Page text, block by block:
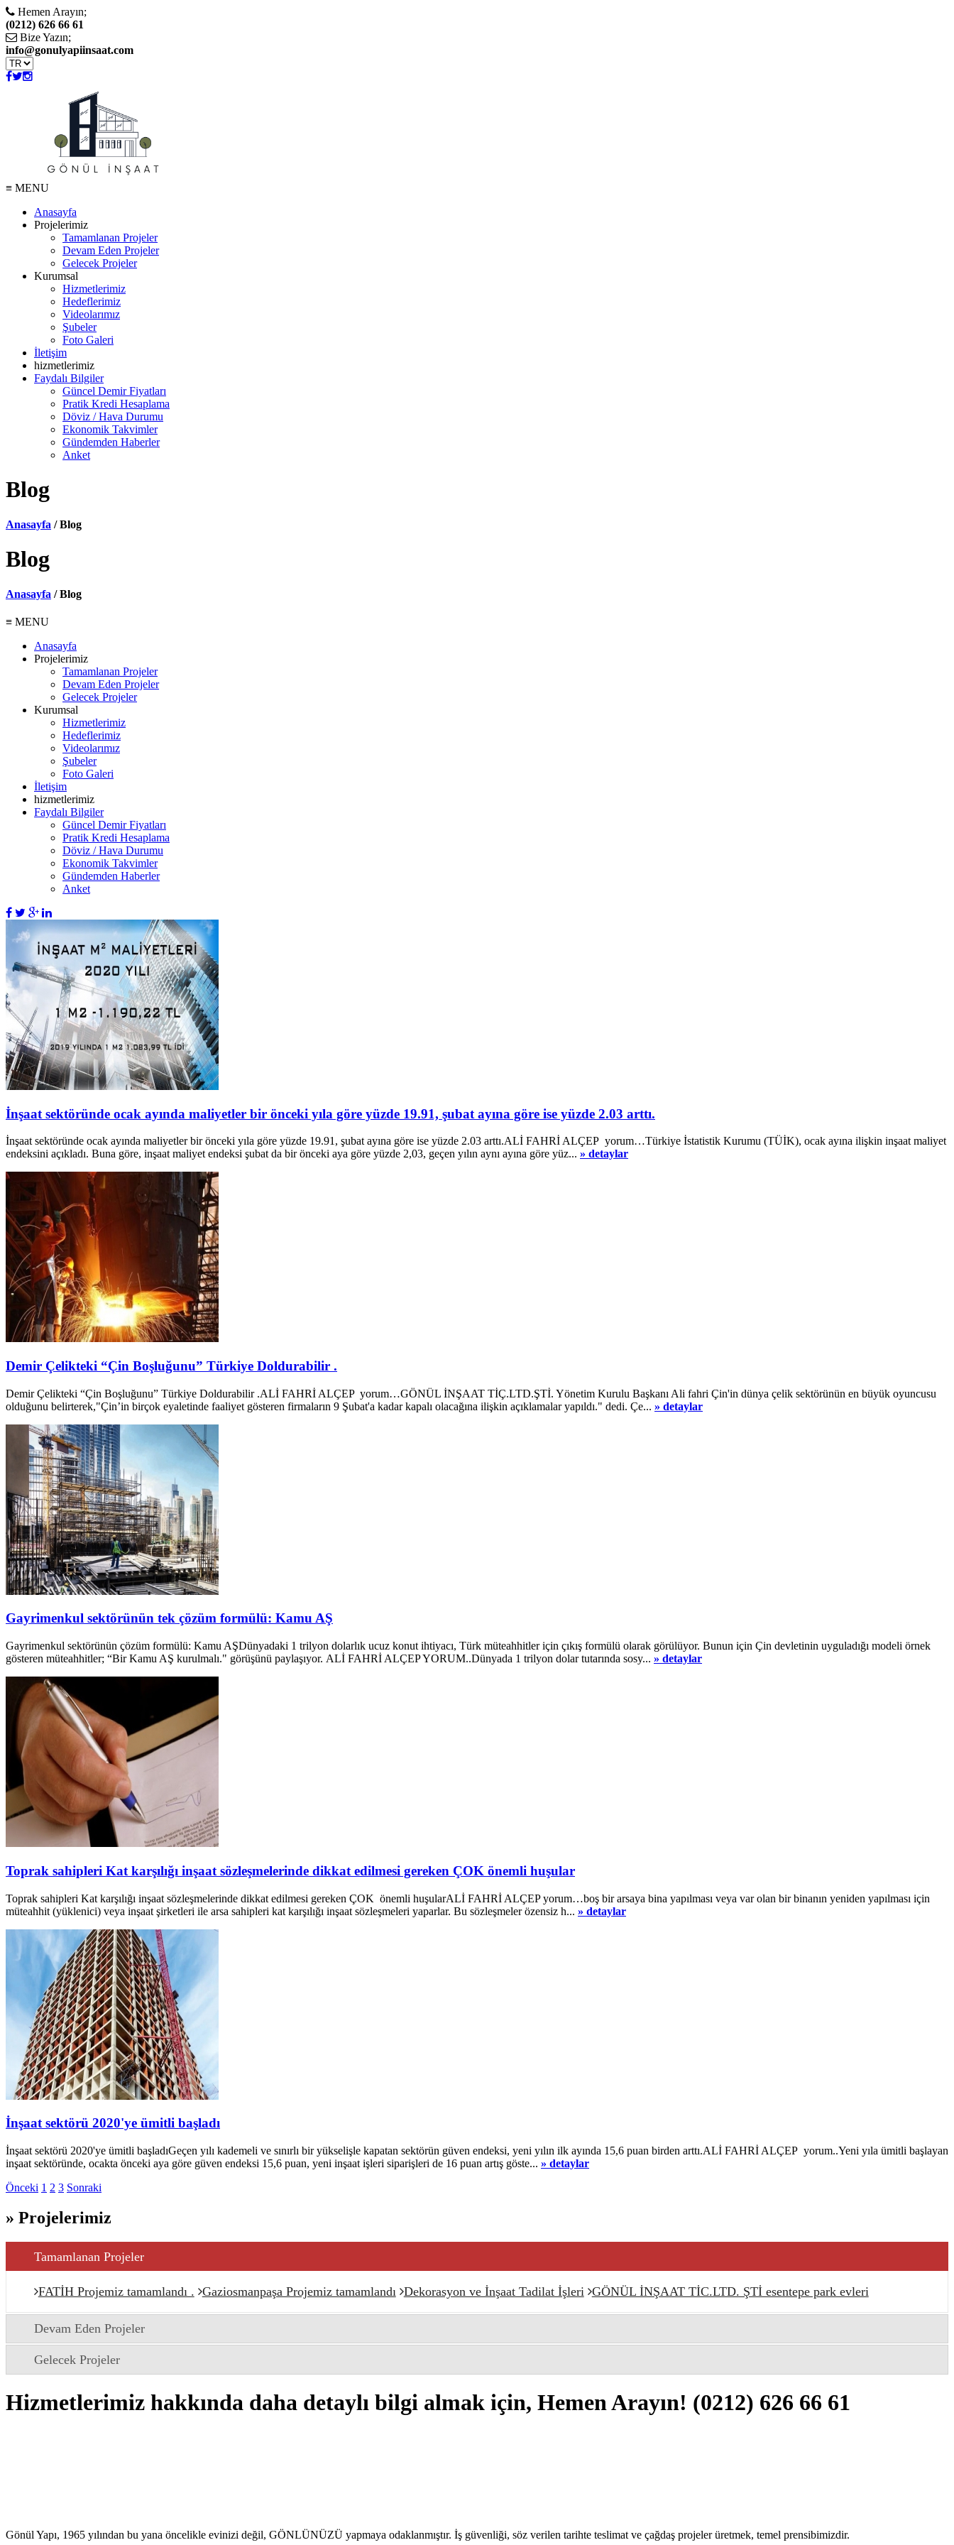
Hemen Arayın;
(0212) 626 66 61
Bize Yazın;
info@gonulyapiinsaat.com
≡ MENU
Anasayfa
Projelerimiz
Tamamlanan Projeler
Devam Eden Projeler
Gelecek Projeler
Kurumsal
Hizmetlerimiz
Hedeflerimiz
Videolarımız
Şubeler
Foto Galeri
İletişim
hizmetlerimiz
Faydalı Bilgiler
Güncel Demir Fiyatları
Pratik Kredi Hesaplama
Döviz / Hava Durumu
Ekonomik Takvimler
Gündemden Haberler
Anket
Blog
Anasayfa / Blog
Blog
Anasayfa / Blog
≡ MENU
Anasayfa
Projelerimiz
Tamamlanan Projeler
Devam Eden Projeler
Gelecek Projeler
Kurumsal
Hizmetlerimiz
Hedeflerimiz
Videolarımız
Şubeler
Foto Galeri
İletişim
hizmetlerimiz
Faydalı Bilgiler
Güncel Demir Fiyatları
Pratik Kredi Hesaplama
Döviz / Hava Durumu
Ekonomik Takvimler
Gündemden Haberler
Anket
İnşaat sektöründe ocak ayında maliyetler bir önceki yıla göre yüzde 19.91, şubat ayına göre ise yüzde 2.03 arttı.
İnşaat sektöründe ocak ayında maliyetler bir önceki yıla göre yüzde 19.91, şubat ayına göre ise yüzde 2.03 arttı.ALİ FAHRİ ALÇEP yorum…Türkiye İstatistik Kurumu (TÜİK), ocak ayına ilişkin inşaat maliyet
endeksini açıkladı. Buna göre, inşaat maliyet endeksi şubat da bir önceki aya göre yüzde 2,03, geçen yılın aynı ayına göre yüz... » detaylar
Demir Çelikteki “Çin Boşluğunu” Türkiye Doldurabilir .
Demir Çelikteki “Çin Boşluğunu” Türkiye Doldurabilir .ALİ FAHRİ ALÇEP yorum…GÖNÜL İNŞAAT TİÇ.LTD.ŞTİ. Yönetim Kurulu Başkanı Ali fahri Çin'in dünya çelik sektörünün en büyük oyuncusu
olduğunu belirterek,"Çin’in birçok eyaletinde faaliyet gösteren firmaların 9 Şubat'a kadar kapalı olacağına ilişkin açıklamalar yapıldı." dedi. Çe... » detaylar
Gayrimenkul sektörünün tek çözüm formülü: Kamu AŞ
Gayrimenkul sektörünün çözüm formülü: Kamu AŞDünyadaki 1 trilyon dolarlık ucuz konut ihtiyacı, Türk müteahhitler için çıkış formülü olarak görülüyor. Bunun için Çin devletinin uyguladığı modeli örnek
gösteren müteahhitler; “Bir Kamu AŞ kurulmalı." görüşünü paylaşıyor. ALİ FAHRİ ALÇEP YORUM..Dünyada 1 trilyon dolar tutarında sosy... » detaylar
Toprak sahipleri Kat karşılığı inşaat sözleşmelerinde dikkat edilmesi gereken ÇOK önemli huşular
Toprak sahipleri Kat karşılığı inşaat sözleşmelerinde dikkat edilmesi gereken ÇOK önemli huşularALİ FAHRİ ALÇEP yorum…boş bir arsaya bina yapılması veya var olan bir binanın yeniden yapılması için
müteahhit (yüklenici) veya inşaat şirketleri ile arsa sahipleri kat karşılığı inşaat sözleşmeleri yaparlar. Bu sözleşmeler özensiz h... » detaylar
İnşaat sektörü 2020'ye ümitli başladı
İnşaat sektörü 2020'ye ümitli başladıGeçen yılı kademeli ve sınırlı bir yükselişle kapatan sektörün güven endeksi, yeni yılın ilk ayında 15,6 puan birden arttı.ALİ FAHRİ ALÇEP yorum..Yeni yıla ümitli başlayan
inşaat sektöründe, ocakta önceki aya göre güven endeksi 15,6 puan, yeni inşaat işleri siparişleri de 16 puan artış göste... » detaylar
Önceki 1 2 3 Sonraki
» Projelerimiz
Tamamlanan Projeler
FATİH Projemiz tamamlandı . Gaziosmanpaşa Projemiz tamamlandı Dekorasyon ve İnşaat Tadilat İşleri GÖNÜL İNŞAAT TİC.LTD. ŞTİ esentepe park evleri
Devam Eden Projeler
Gelecek Projeler
Hizmetlerimiz hakkında daha detaylı bilgi almak için, Hemen Arayın! (0212) 626 66 61
Gönül Yapı, 1965 yılından bu yana öncelikle evinizi değil, GÖNLÜNÜZÜ yapmaya odaklanmıştır. İş güvenliği, söz verilen tarihte teslimat ve çağdaş projeler üretmek, temel prensibimizdir.